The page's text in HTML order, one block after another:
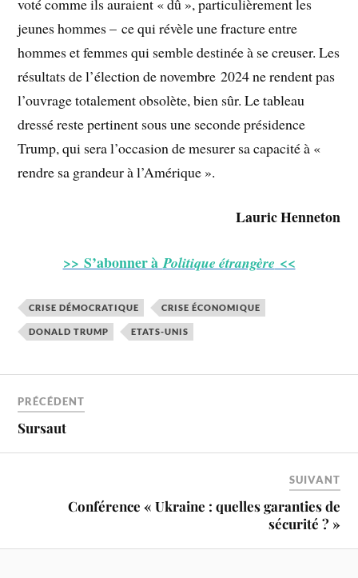
jeunes hommes – ce qui révèle une fracture entre
hommes et femmes qui semble destinée à se creuser. Les
résultats de l’élection de novembre 2024 ne rendent pas
l’ouvrage totalement obsolète, bien sûr. Le tableau
dressé reste pertinent sous une seconde présidence
Trump, qui sera l’occasion de mesurer sa capacité à «
rendre sa grandeur à l’Amérique ».
Lauric Henneton
>> S’abonner àPolitique étrangère <<
CRISE DÉMOCRATIQUE CRISE ÉCONOMIQUE
DONALD TRUMP ETATS-UNIS
PRÉCÉDENT
Sursaut
SUIVANT
Conférence « Ukraine : quelles garanties de
sécurité ? »